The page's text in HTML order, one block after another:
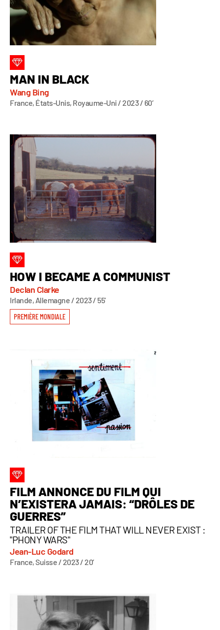
MAN IN BLACK
Wang Bing
France, États-Unis, Royaume-Uni / 2023 / 60’
HOW I BECAME A COMMUNIST
Declan Clarke
Irlande, Allemagne / 2023 / 55’
PREMIÈRE MONDIALE
FILM ANNONCE DU FILM QUI
N’EXISTERA JAMAIS: “DRÔLES DE
GUERRES”
TRAILER OF THE FILM THAT WILL NEVER EXIST :
"PHONY WARS"
Jean-Luc Godard
France, Suisse / 2023 / 20’